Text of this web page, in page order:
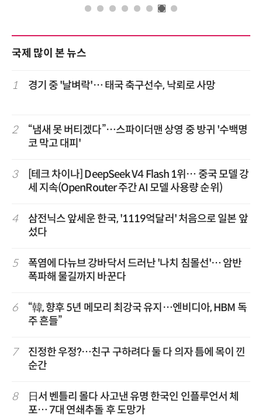
국제 많이 본 뉴스
1 경기 중 '날벼락'… 태국 축구선수, 낙뢰로 사망
2
“냄새 못 버티겠다”…스파이더맨 상영 중 방귀 '수백명
코 막고 대피'
3
[테크 차이나] DeepSeek V4 Flash 1위… 중국 모델 강
세 지속(OpenRouter 주간 AI 모델 사용량 순위)
4
삼전닉스 앞세운 한국, '1119억달러' 처음으로 일본 앞
섰다
5
폭염에 다뉴브 강바닥서 드러난 '나치 침몰선'… 암반
폭파해 물길까지 바꾼다
6
“韓, 향후 5년 메모리 최강국 유지…엔비디아, HBM 독
주 흔들”
7
진정한 우정?…친구 구하려다 둘 다 의자 틈에 목이 낀
순간
8
日서 벤틀리 몰다 사고낸 유명 한국인 인플루언서 체
포… 7대 연쇄추돌 후 도망가